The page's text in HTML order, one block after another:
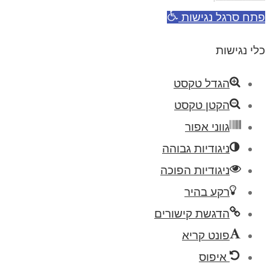
פתח סרגל נגישות
כלי נגישות
הגדל טקסט
הקטן טקסט
גווני אפור
ניגודיות גבוהה
ניגודיות הפוכה
רקע בהיר
הדגשת קישורים
פונט קריא
איפוס